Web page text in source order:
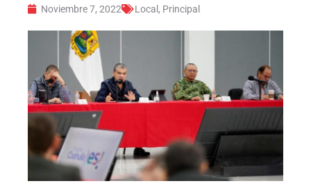
Noviembre 7, 2022 Local , Principal